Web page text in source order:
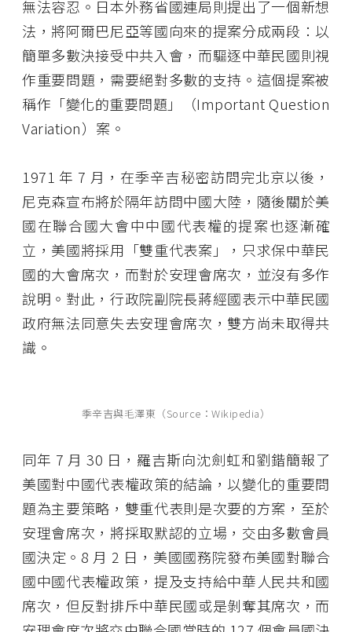
無法容忍。日本外務省國連局則提出了一個新想
法，將阿爾巴尼亞等國向來的提案分成兩段：以
簡單多數決接受中共入會，而驅逐中華民國則視
作重要問題，需要絕對多數的支持。這個提案被
稱作「變化的重要問題」（Important Question
Variation）案。
1971 年 7 月，在季辛吉秘密訪問完北京以後，
尼克森宣布將於隔年訪問中國大陸，隨後關於美
國在聯合國大會中中國代表權的提案也逐漸確
立，美國將採用「雙重代表案」，只求保中華民
國的大會席次，而對於安理會席次，並沒有多作
說明。對此，行政院副院長蔣經國表示中華民國
政府無法同意失去安理會席次，雙方尚未取得共
識。
季辛吉與毛澤東（Source：Wikipedia）
同年 7 月 30 日，羅吉斯向沈劍虹和劉鍇簡報了
美國對中國代表權政策的結論，以變化的重要問
題為主要策略，雙重代表則是次要的方案，至於
安理會席次，將採取默認的立場，交由多數會員
國決定。8 月 2 日，美國國務院發布美國對聯合
國中國代表權政策，提及支持給中華人民共和國
席次，但反對排斥中華民國或是剝奪其席次，而